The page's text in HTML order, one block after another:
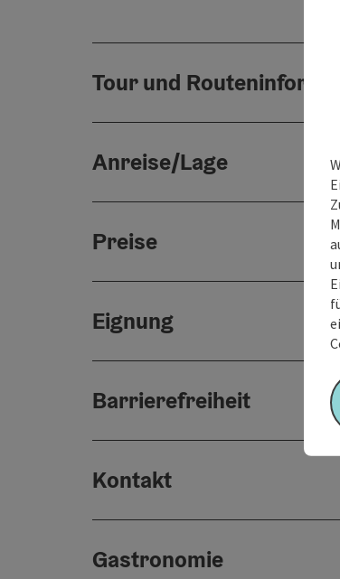
Tour und
Anreise/Lage
Preise
Eignung
Barrierefreiheit
Kontakt
Gastronomie